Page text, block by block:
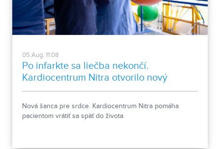
05.Aug, 11:08
Po infarkte sa liečba nekončí.
Kardiocentrum Nitra otvorilo nový
stacionár
Nová šanca pre srdce. Kardiocentrum Nitra pomáha
pacientom vrátiť sa späť do života.